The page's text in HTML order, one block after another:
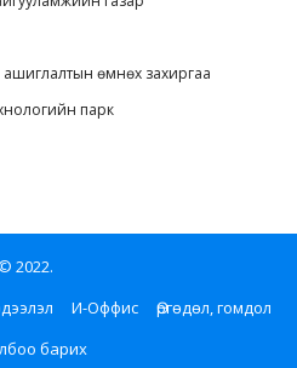
ашиглалтын өмнөх захиргаа
парк
2022.
И-Оффис
Өргөдөл, гомдол
барих